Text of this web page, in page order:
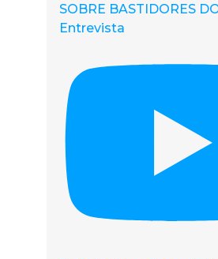
SOBRE BASTIDORES
Entrevista